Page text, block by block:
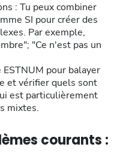
: Tu peux combiner
SI pour créer des
Par exemple,
"Ce n'est pas un
pour balayer
et vérifier quels sont
est particulièrement
mixtes.
courants :